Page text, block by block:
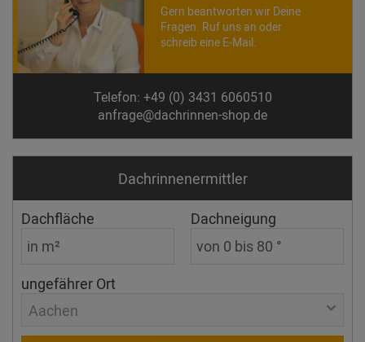
Gern beantworten wir Deine
Fragen. Ruf uns an oder
schreib eine E-Mail.
Telefon: +49 (0) 3431 6060510
anfrage@dachrinnen-shop.de
Dachrinnen­ermittler
Dachfläche Dachneigung
ungefährer Ort
Aachen